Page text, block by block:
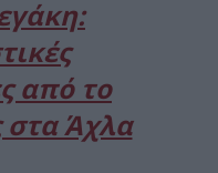
από το
στα Άχλα